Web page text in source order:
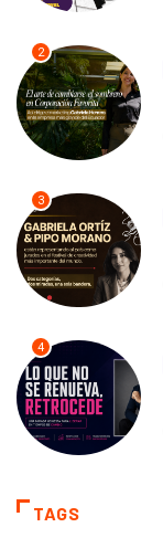
2
3
4
TAGS